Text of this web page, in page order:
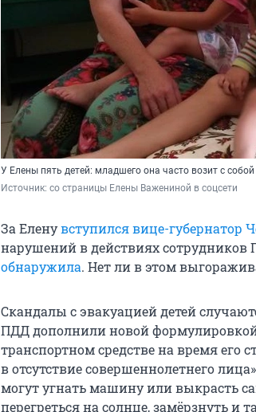
У Елены пять детей: младшего она часто возит с собой
Источник: со страницы Елены Важениной в соцсети
За Еленувступился вице-губернатор
нарушений в действиях
обнаружила. Нет ли в этом
Скандалы с эвакуацией детей
ПДД дополнили новой
транспортном средстве на время его
в отсутствие совершеннолетнего
могут угнать машину или выкрасть
перегреться на солнце, замёрзнуть и